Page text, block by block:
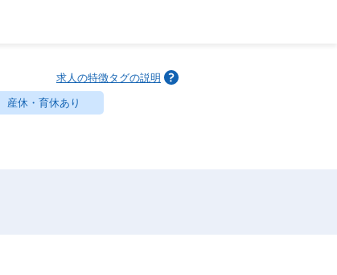
求人の特徴タグの説明
産休・育休あり